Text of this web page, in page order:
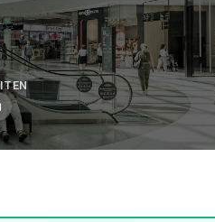
BUNDESWEITE ASSETKLASSE
Mixed-Use Immobilien
BUNDESWEITE ASSETKLASSE
Logistikimmobilien